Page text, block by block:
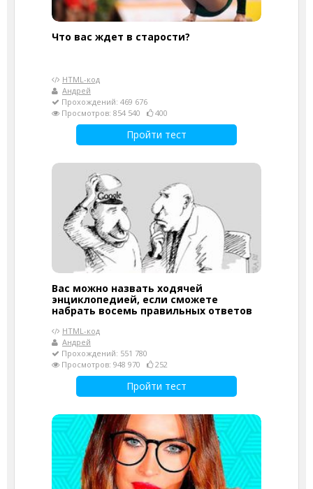
Что вас ждет в старости?
HTML-код
Андрей
Прохождений: 469 676
Просмотров: 854 540
400
Пройти тест
Вас можно назвать ходячей
энциклопедией, если сможете
набрать восемь правильных ответов
HTML-код
Андрей
Прохождений: 551 780
Просмотров: 948 970
252
Пройти тест